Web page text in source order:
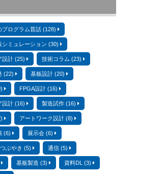
プログラム昔話 (128)
シミュレーション (30)
設計 (25) 技術コラム (23)
(22) 基板設計 (20)
FPGA設計 (16)
設計 (16) 製造試作 (16)
アートワーク設計 (8)
(6) 展示会 (6)
ぶやき (5) 通信 (5)
基板製造 (3) 資料DL (3)